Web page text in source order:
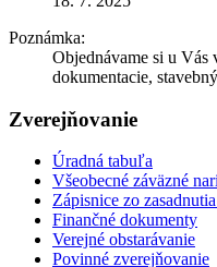
Poznámka:
Objednávame si u Vás
dokumentacie,
Zverejňovanie
Úradná tabuľa
Všeobecné záväzné
Zápisnice zo
Finančné dokumenty
Verejné obstarávanie
Povinné zverejňovanie